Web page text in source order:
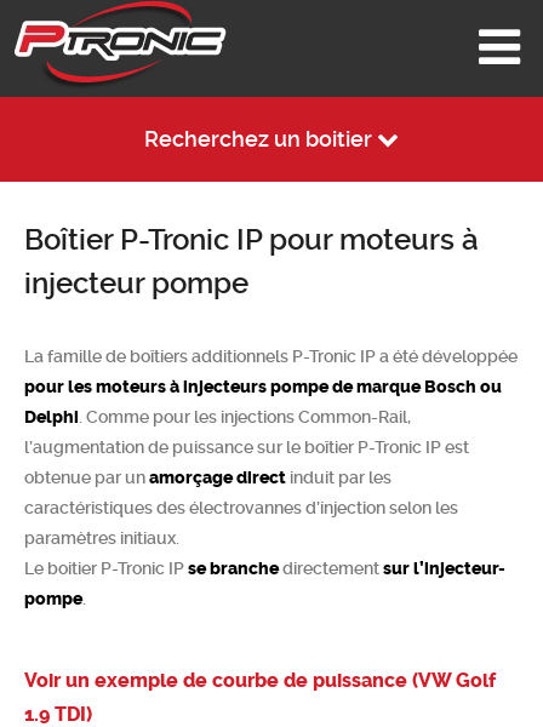
Recherchez un boitier
Chercher
Boîtier P-Tronic IP pour moteurs à
injecteur pompe
La famille de boîtiers additionnels P-Tronic IP a été développée
pour les moteurs à injecteurs pompe de marque Bosch ou
Delphi . Comme pour les injections Common-Rail,
l’augmentation de puissance sur le boîtier P-Tronic IP est
obtenue par unamorçage direct induit par les
caractéristiques des électrovannes d’injection selon les
paramètres initiaux.
Le boitier P-Tronic IPse branchedirectementsur l’injecteur-
pompe.
Voir un exemple de courbe de puissance (VW Golf
1.9 TDI)